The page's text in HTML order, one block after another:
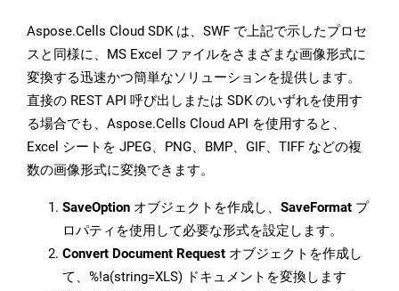
Aspose.Cells Cloud SDK は、SWF で上記で示したプロセ
スと同様に、MS Excel ファイルをさまざまな画像形式に
変換する迅速かつ簡単なソリューションを提供します。
直接の REST API 呼び出しまたは SDK のいずれを使用す
る場合でも、Aspose.Cells Cloud API を使用すると、
Excel シートを JPEG、PNG、BMP、GIF、TIFF などの複
数の画像形式に変換できます。
SaveOption オブジェクトを作成し、 SaveFormat プ
ロパティを使用して必要な形式を設定します。
Convert Document Request オブジェクトを作成し
て、%!a(string=XLS) ドキュメントを変換します